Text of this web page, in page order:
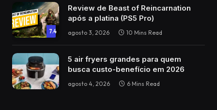
7.4
Review de Beast of Reincarnation
após a platina (PS5 Pro)
agosto 3, 2026 10 Mins Read
5 air fryers grandes para quem
busca custo-benefício em 2026
agosto 4, 2026 6 Mins Read